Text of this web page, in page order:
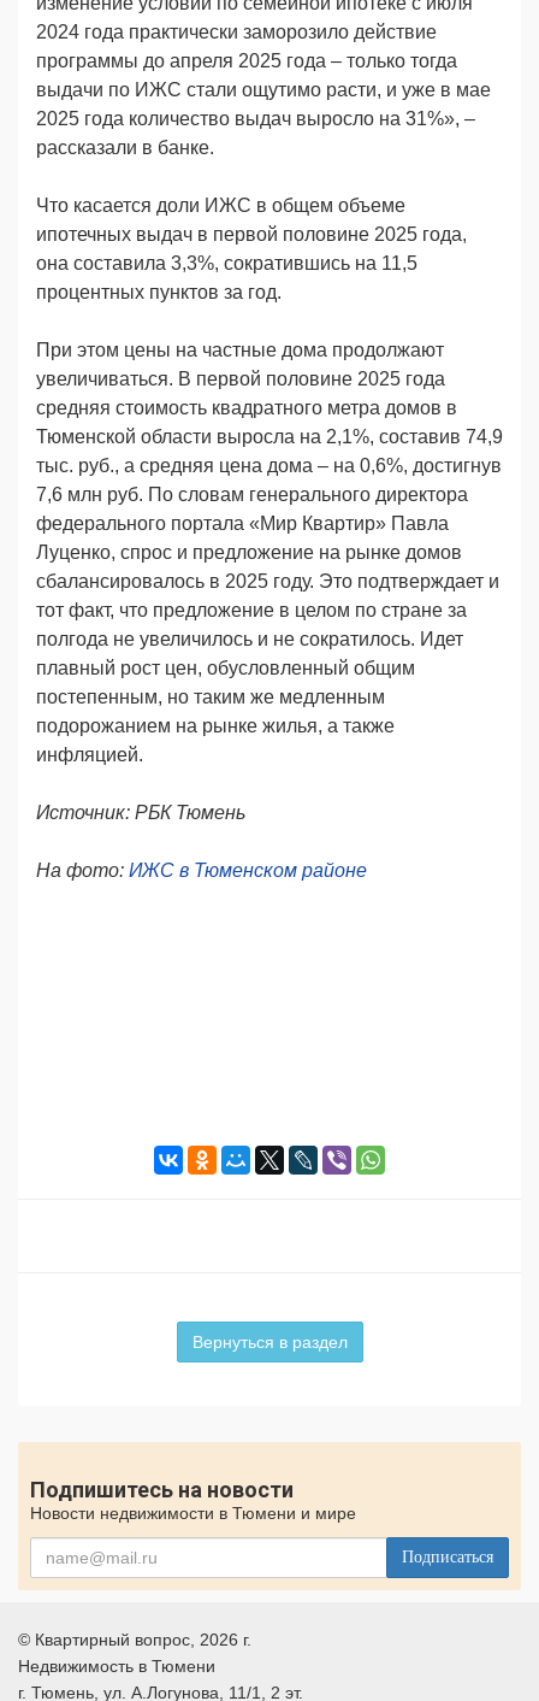
2024 года практически заморозило действие
программы до апреля 2025 года – только тогда
выдачи по ИЖС стали ощутимо расти, и уже в мае
2025 года количество выдач выросло на 31%», –
рассказали в банке.
Что касается доли ИЖС в общем объеме
ипотечных выдач в первой половине 2025 года,
она составила 3,3%, сократившись на 11,5
процентных пунктов за год.
При этом цены на частные дома продолжают
увеличиваться. В первой половине 2025 года
средняя стоимость квадратного метра домов в
Тюменской области выросла на 2,1%, составив 74,9
тыс. руб., а средняя цена дома – на 0,6%, достигнув
7,6 млн руб. По словам генерального директора
федерального портала «Мир Квартир» Павла
Луценко, спрос и предложение на рынке домов
сбалансировалось в 2025 году. Это подтверждает и
тот факт, что предложение в целом по стране за
полгода не увеличилось и не сократилось. Идет
плавный рост цен, обусловленный общим
постепенным, но таким же медленным
подорожанием на рынке жилья, а также
инфляцией.
Источник: РБК Тюмень
На фото: ИЖС в Тюменском районе
Вернуться в раздел
Подпишитесь на новости
Новости недвижимости в Тюмени и мире
Подписаться
© Квартирный вопрос , 2026 г.
Недвижимость в Тюмени
г. Тюмень , ул. А.Логунова, 11/1, 2 эт.